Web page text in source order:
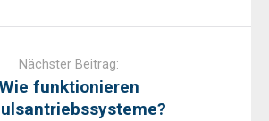
Nächster Beitrag:
Wie funktionieren